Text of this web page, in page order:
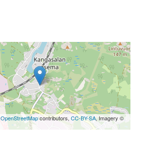
OpenStreetMapcontributors, CC-BY-SA, Imagery ©